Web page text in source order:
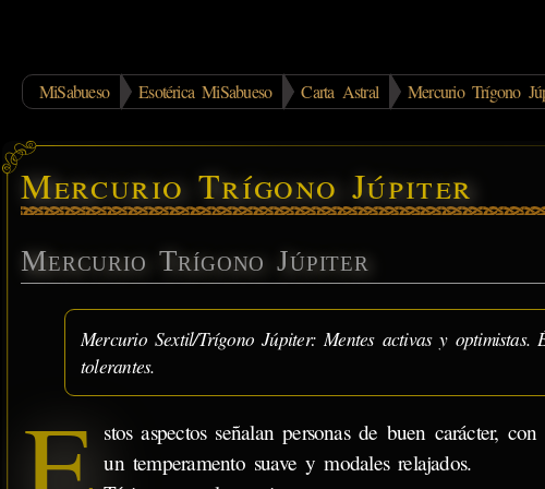
MiSabueso Esotérica MiSabueso Carta Astral Mercurio Trígono
Mercurio Trígono Júpiter
Mercurio Trígono Júpiter
Mercurio Sextil/Trígono Júpiter: Mentes activas y optimistas.
tolerantes.
stos aspectos señalan personas de buen carácter, con
un temperamento suave y modales relajados.